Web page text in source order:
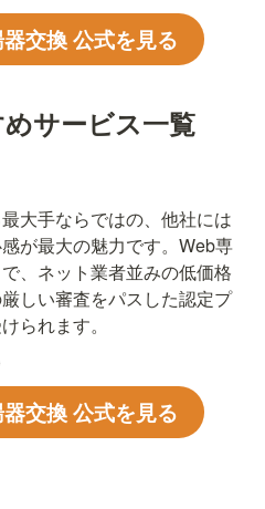
交換 公式を見る
サービス一覧
大手ならではの、他社には
が最大の魅力です。Web専
、ネット業者並みの低価格
しい審査をパスした認定プ
られます。
交換 公式を見る